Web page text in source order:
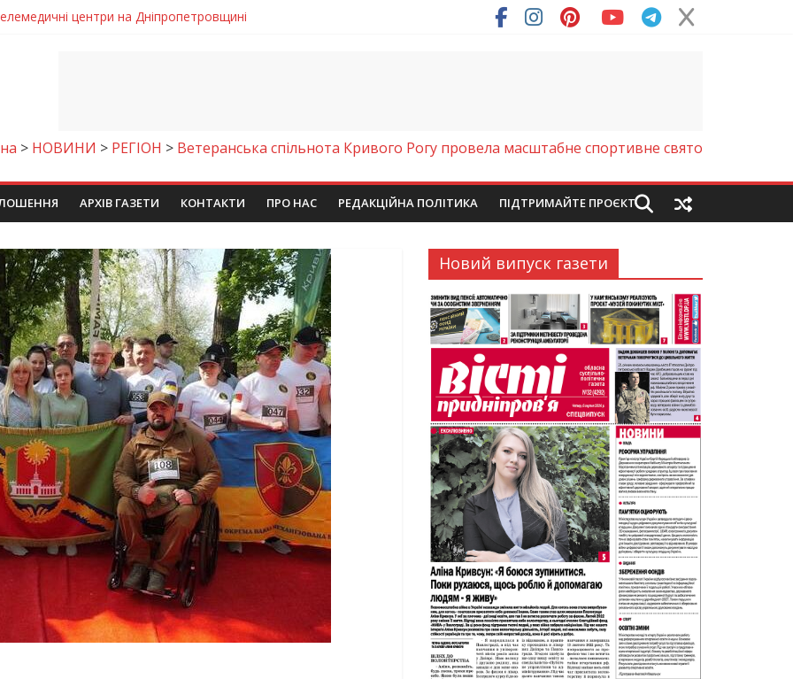
центри на Дніпропетровщині
досліджують місце розташування легендарного монастиря (Фото)
шанс на власне житло
важлива правильна комунікація
> НОВИНИ > РЕГІОН > Ветеранська спільнота Кривого Рогу провела масштабне спортивне свято
АРХІВ ГАЗЕТИ КОНТАКТИ ПРО НАС РЕДАКЦІЙНА ПОЛІТИКА ПІДТРИМАЙТЕ ПРОЄКТ
Новий випуск газети